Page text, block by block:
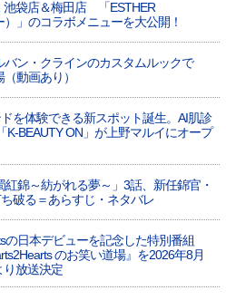
池袋店＆梅田店 「ESTHER
」のコラボメニューを大公開！
バン・クラインのカスタムルックで
動画あり）
を体験できる新スポット誕生。AI肌診
K-BEAUTY ON」が上野マルイにオープ
錦～紡がれる夢～」3話、新任錦官・
破る＝あらすじ・ネタバレ
の日本デビューを記念した特別番組
のお笑い道場』を2026年8月
り放送決定